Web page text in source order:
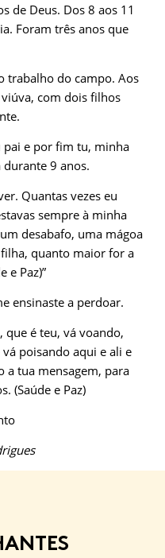
de Deus. Dos 8 aos 11
Foram três anos que
trabalho do campo. Aos
viúva, com dois filhos
e por fim tu, minha
9 anos.
Quantas vezes eu
sempre à minha
desabafo, uma mágoa
quanto maior for a
e Paz)”
ensinaste a perdoar.
que é teu, vá voando,
poisando aqui e ali e
a tua mensagem, para
(Saúde e Paz)